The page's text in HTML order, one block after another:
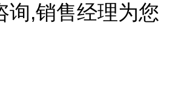
询,销售经理为您